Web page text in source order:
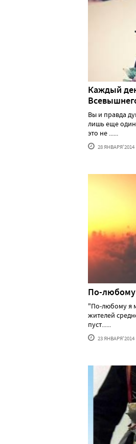
Каждый
Вы и правда
лишь еще
это не ......
28 ЯНВАРЯ'2014
По-любому
"По-любому я
жителей
пуст......
23 ЯНВАРЯ'2014